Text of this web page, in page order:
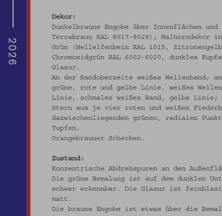
Dekor:
Dunkelbraune Engobe über Innenflächen und
Terrabraun RAL 8017-8028); Malhorndekor
Grün (Hellelfenbein RAL 1015, Zitronengelb
Chromoxidgrün RAL 6002-6020, dunkles
Glasur.
An der Randoberseite weißes Wellenband;
grüne, rote und gelbe Linie, weißes
Linie, schmales weißes Band, gelbe
Stern aus je vier roten und weißen
dazwischenliegenden grünen, radialen
Tupfen.
Orangebrauner Scherben.
Zustand:
Konzentrische Abdrehspuren an den
Die grüne Bemalung ist auf dem dunklen
schwer erkennbar. Die Glasur ist
matt.
Die braune Engobe ist etwas über die